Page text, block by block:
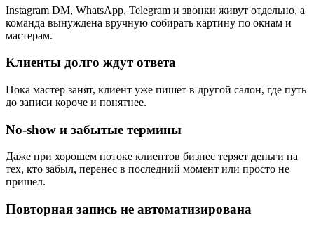
Instagram DM, WhatsApp, Telegram и звонки живут отдельно, а
команда вынуждена вручную собирать картину по окнам и
мастерам.
Клиенты долго ждут ответа
Пока мастер занят, клиент уже пишет в другой салон, где путь
до записи короче и понятнее.
No-show и забытые термины
Даже при хорошем потоке клиентов бизнес теряет деньги на
тех, кто забыл, перенес в последний момент или просто не
пришел.
Повторная запись не автоматизирована